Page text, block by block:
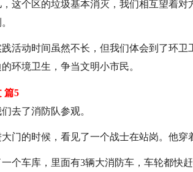
这个区的垃圾基本消灭，我们相互望着
活动时间虽然不长，但我们体会到了环
环境卫生，争当文明小市民。
篇5
去了消防队参观。
门的时候，看见了一个战士在站岗。他穿
个车库，里面有3辆大消防车，车轮都快